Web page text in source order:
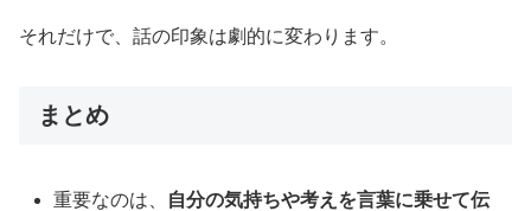
それだけで、話の印象は劇的に変わります。
まとめ
重要なのは、
自分の気持ちや考えを言葉に乗せて伝